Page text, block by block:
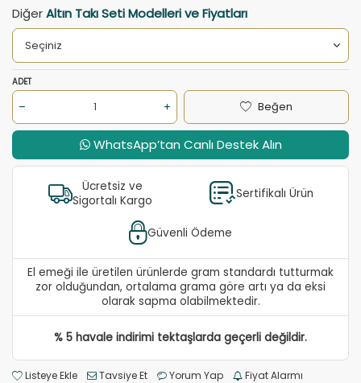
DiğerAltın Takı Seti Modelleri ve Fiyatları
ADET
Beğen
WhatsApp’tan Canlı Destek Alın
Ücretsiz ve
Sigortalı Kargo
Sertifikalı Ürün
Güvenli Ödeme
El emeği ile üretilen ürünlerde gram standardı tutturmak
zor olduğundan, ortalama grama göre artı ya da eksi
olarak sapma olabilmektedir.
% 5 havale indirimi tektaşlarda geçerli değildir.
Listeye Ekle Tavsiye Et Yorum Yap
Fiyat Alarmı